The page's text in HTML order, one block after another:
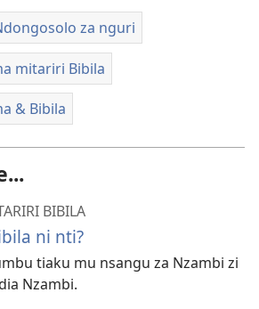
za nguri
mitariri Bibila
& Bibila
BIBILA
ni nti?
tiaku mu nsangu za Nzambi zi
Nzambi.